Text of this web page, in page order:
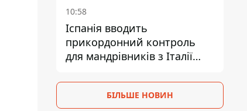
10:58
Іспанія вводить
прикордонний контроль
для мандрівників з Італії
БІЛЬШЕ НОВИН